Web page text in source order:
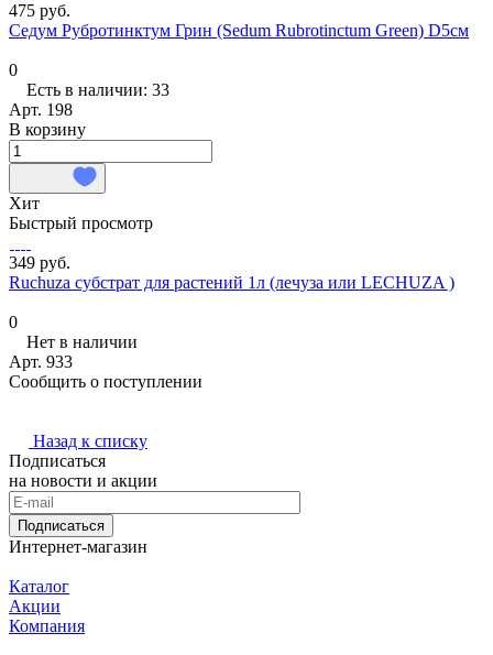
475 руб.
Седум Рубротинктум Грин (Sedum Rubrotinctum Green) D5см
0
Есть в наличии: 33
Арт. 198
В корзину
Хит
Быстрый просмотр
349 руб.
Ruchuza субстрат для растений 1л (лечуза или LECHUZA )
0
Нет в наличии
Арт. 933
Сообщить о поступлении
Назад к списку
Подписаться
на новости и акции
Подписаться
Интернет-магазин
Каталог
Акции
Компания